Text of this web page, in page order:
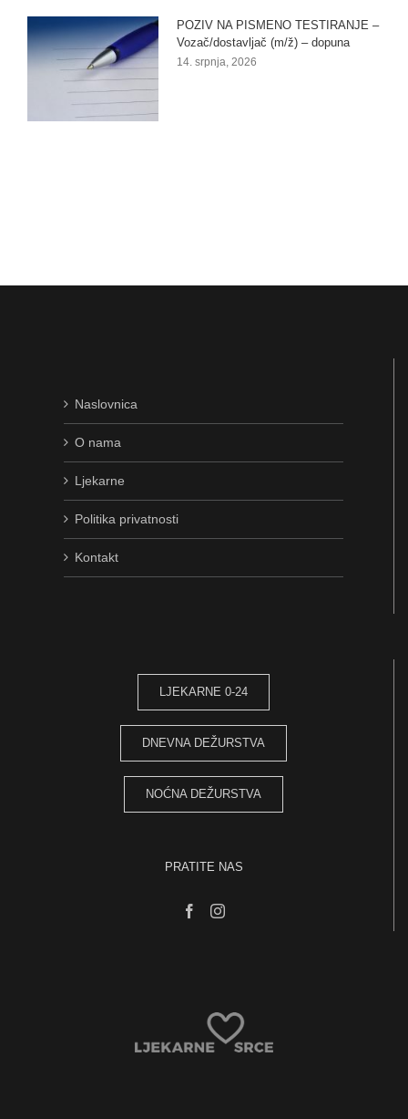
POZIV NA PISMENO TESTIRANJE –
Vozač/dostavljač (m/ž) – dopuna
14. srpnja, 2026
Naslovnica
O nama
Ljekarne
Politika privatnosti
Kontakt
LJEKARNE 0-24
DNEVNA DEŽURSTVA
NOĆNA DEŽURSTVA
PRATITE NAS